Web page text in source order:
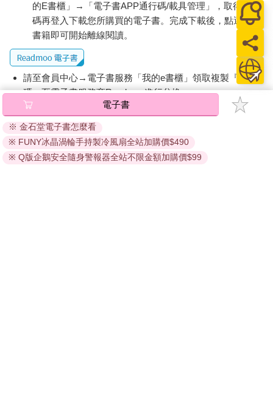
的E書櫃」→「電子書APP通行碼/載具管理」，取得通行
碼再登入下載您所購買的電子書。完成下載後，點選任一
書籍即可開始離線閱讀。
請至會員中心→電子書服務「我的e書櫃」領取複製『兌換
碼』至電子書服務商Readmoo進行兌換。
退換貨須知：
因版權保護，您在金石堂所購買的電子書僅能以金石堂專屬
的閱讀軟體開啟閱讀，無法以其他閱讀器或直接下載檔案。
依據「消費者保護法」第19條及行政院消費者保護處公告之
電子書
※ 金石堂電子書怎麼看
※ FUNY冰晶渦輪手持製冷風扇全站加購價$490
※ Q版企鵝安全隨身警報器全站不限金額加購價$99